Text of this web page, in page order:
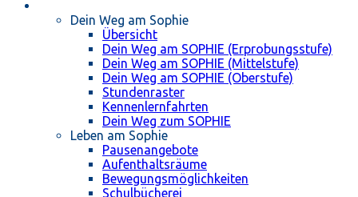
Dein Weg am Sophie
Übersicht
Dein Weg am SOPHIE (Erprobungsstufe)
Dein Weg am SOPHIE (Mittelstufe)
Dein Weg am SOPHIE (Oberstufe)
Stundenraster
Kennenlernfahrten
Dein Weg zum SOPHIE
Leben am Sophie
Pausenangebote
Aufenthaltsräume
Bewegungsmöglichkeiten
Schulbücherei